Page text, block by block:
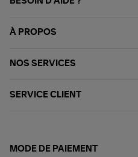
À PROPOS
NOS SERVICES
SERVICE CLIENT
MODE DE PAIEMENT